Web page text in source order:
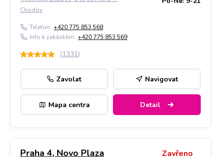
Chodov
Telefon: +420 775 853 568
Info k zakázkám: +420 775 853 569
(1331)
Zavolat Navigovat
Mapa centra Detail
Praha 4, Novo Plaza Zavřeno